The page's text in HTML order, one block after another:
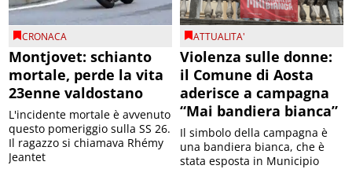
CRONACA
Montjovet: schianto
mortale, perde la vita
23enne valdostano
L'incidente mortale è avvenuto
questo pomeriggio sulla SS 26.
Il ragazzo si chiamava Rhémy
Jeantet
ATTUALITA'
Violenza sulle donne:
il Comune di Aosta
aderisce a campagna
“Mai bandiera bianca”
Il simbolo della campagna è
una bandiera bianca, che è
stata esposta in Municipio